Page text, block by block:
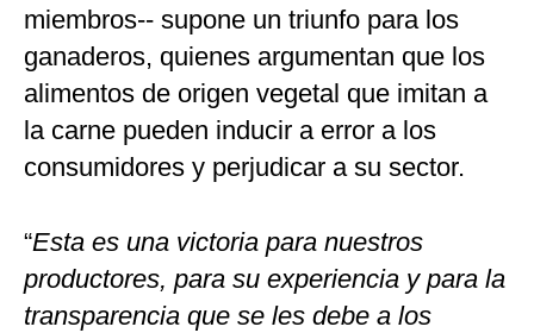
miembros-- supone un triunfo para los
ganaderos, quienes argumentan que los
alimentos de origen vegetal que imitan a
la carne pueden inducir a error a los
consumidores y perjudicar a su sector.
“Esta es una victoria para nuestros
productores, para su experiencia y para la
transparencia que se les debe a los